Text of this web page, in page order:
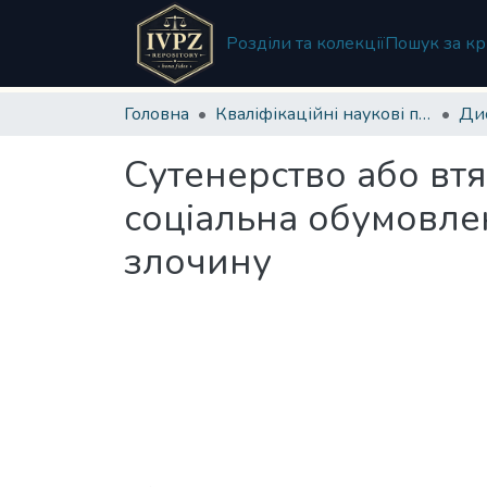
Розділи та колекціїПошук за
Головна Кваліфікаційні наукові праці
Сутенерство або
соціальна
злочину